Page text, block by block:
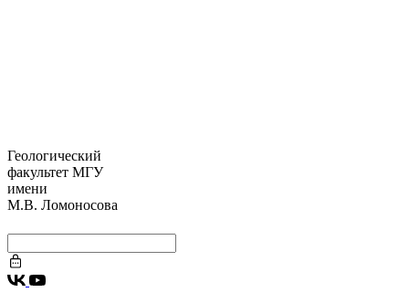
Геологический
факультет МГУ
имени
М.В. Ломоносова